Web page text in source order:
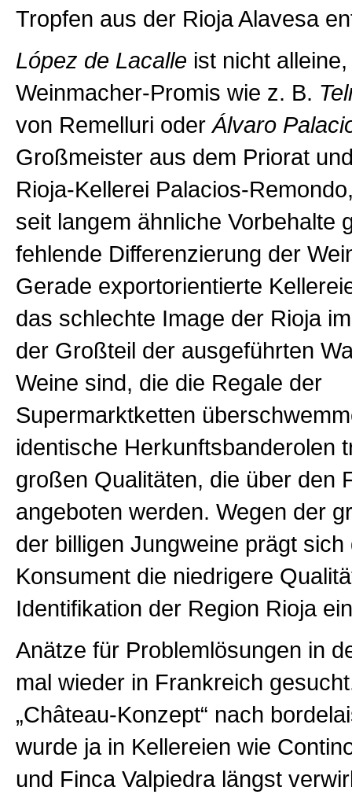
Tropfen aus der Rioja Alavesa
López de Lacalle ist nicht
Weinmacher-Promis wie z. B.
von Remelluri oderÁlvaro
Großmeister aus dem Priorat
Rioja-Kellerei Palacios-
seit langem ähnliche Vorbehalte
fehlende Differenzierung der
Gerade exportorientierte
das schlechte Image der Rioja
der Großteil der ausgeführten
Weine sind, die die Regale der
Supermarktketten
identische Herkunftsbanderolen
großen Qualitäten, die über den
angeboten werden. Wegen der
der billigen Jungweine prägt sich
Konsument die niedrigere
Identifikation der Region Rioja
Anätze für Problemlösungen in
mal wieder in Frankreich
„Château-Konzept“ nach
wurde ja in Kellereien wie
und Finca Valpiedra längst